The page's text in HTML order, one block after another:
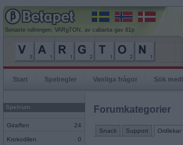
Senaste rullningen, VARgTON, av cabarita gav 81p
Start Spelregler Vanliga frågor Sök
Spelrum
Giraffen 24
Krokodilen 0
Forumkategorier
Snack Support Ordlekar